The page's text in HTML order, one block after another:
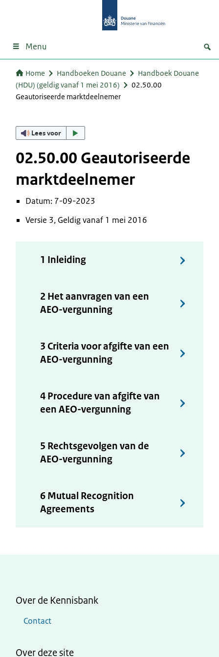
Menu
Home Handboeken Douane
Handboek Douane
(HDU) (geldig vanaf 1 mei 2016)
02.50.00
Geautoriseerde marktdeelnemer
Lees voor
02.50.00 Geautoriseerde
marktdeelnemer
Datum: 7-09-2023
Versie 3, Geldig vanaf 1 mei 2016
1 Inleiding
2 Het aanvragen van een
AEO-vergunning
3 Criteria voor afgifte van een
AEO-vergunning
4 Procedure van afgifte van
een AEO-vergunning
5 Rechtsgevolgen van de
AEO-vergunning
6 Mutual Recognition
Agreements
Over de Kennisbank
Contact
Over deze site